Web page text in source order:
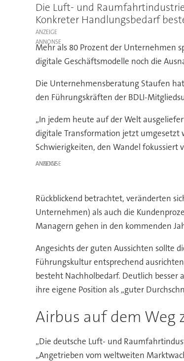
Die Luft- und
Konkreter Handlungsbedarf
ANZEIGE
Mehr als 80 Prozent der Unternehmen
digitale Geschäftsmodelle noch die
Die Unternehmensberatung Staufen
den Führungskräften der BDLI-
„In jedem heute auf der Welt
digitale Transformation jetzt umgesetzt
Schwierigkeiten, den Wandel fokussiert
ANZEIGE
Rückblickend betrachtet, veränderten
Unternehmen) als auch die
Managern gehen in den kommenden
Angesichts der guten Aussichten sollte
Führungskultur entsprechend
besteht Nachholbedarf. Deutlich besser
ihre eigene Position als „guter
Airbus auf dem Weg
„Die deutsche Luft- und
„Angetrieben vom weltweiten